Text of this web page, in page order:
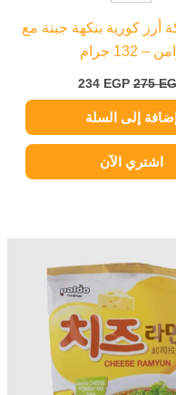
أرز كورية بنكهة جبنة مع
– 132 جرام
275
234 EGP
إضافة إلى السلة
اشتري الآن
الأصلي
هو:
140 EGP.
هو:
114 EGP.